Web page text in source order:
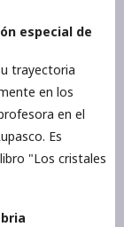
especial de
trayectoria
en los
en el
Es
"Los cristales